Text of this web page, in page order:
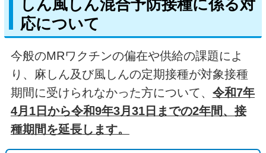
しん風しん混合予防接種に係る対
応について
今般のMRワクチンの偏在や供給の課題によ
り、麻しん及び風しんの定期接種が対象接種
期間に受けられなかった方について、 令和7年
4月1日から令和9年3月31日までの2年間、接
種期間を延長します。